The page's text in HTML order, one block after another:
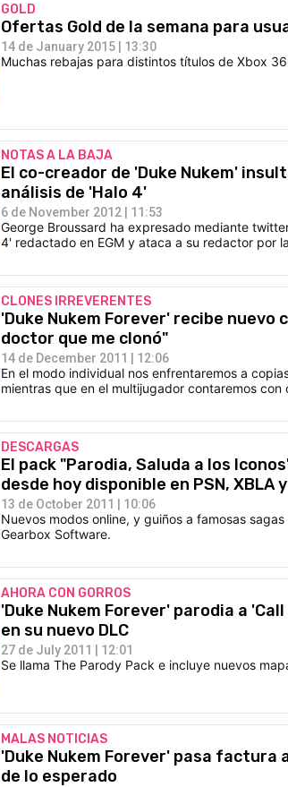
GOLD
Ofertas Gold de la semana para
14 de January 2015 | 13:30
Muchas rebajas para distintos títulos de Xbox
NOTAS A LA BAJA
El co-creador de 'Duke Nukem'
análisis de 'Halo 4'
6 de November 2012 | 11:53
George Broussard ha expresado mediante
4' redactado en EGM y ataca a su redactor por
CLONES IRREVERENTES
'Duke Nukem Forever' recibe nuevo
doctor que me clonó"
14 de December 2011 | 12:06
En el modo individual nos enfrentaremos a
mientras que en el multijugador contaremos con
DESCARGAS
El pack "Parodia, Saluda a los
desde hoy disponible en PSN, XBLA
13 de October 2011 | 10:06
Nuevos modos online, y guiños a famosas
Gearbox Software.
AHORA CON GORROS
'Duke Nukem Forever' parodia a
en su nuevo DLC
27 de July 2011 | 12:01
Se llama The Parody Pack e incluye nuevos
MALAS NOTICIAS
'Duke Nukem Forever' pasa factura
de lo esperado